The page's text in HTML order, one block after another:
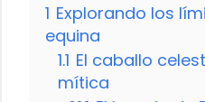
1 Explorando los
equina
1.1 El caballo
mítica